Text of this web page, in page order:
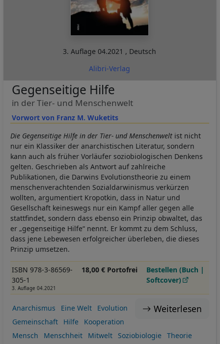
3. Auflage04.2021 , Deutsch
Alibri-Verlag
Vorwort von Franz M. Wuketits
Gegenseitige Hilfe
in der Tier- und Menschenwelt
Die Gegenseitige Hilfe in der Tier- und Menschenwelt ist nicht
nur ein Klassiker der anarchistischen Literatur, sondern
kann auch als früher Vorläufer soziobiologischen Denkens
gelten. Geschrieben als Antwort auf zahlreiche
Publikationen, die Darwins Evolutionstheorie zu einem
menschenverachtenden Sozialdarwinismus verkürzen
wollten, argumentiert Kropotkin, dass in Natur und
Gesellschaft keineswegs nur ein Kampf aller gegen alle
stattfindet, sondern dass ebenso ein Prinzip obwaltet, das
er „gegenseitige Hilfe“ nennt. Er kommt zu dem Schluss,
dass jene Lebewesen erfolgreicher überleben, die dieses
Prinzip umsetzen.
ISBN 978-3-86569-
305-1
3. Auflage 04.2021
18,00 € Portofrei
Bestellen (Buch |
Softcover)
Weiterlesen
Anarchismus Eine Welt
Evolution
Gemeinschaft
Hilfe
Kooperation
Mensch
Menschheit Mitwelt Soziobiologie
Theorie